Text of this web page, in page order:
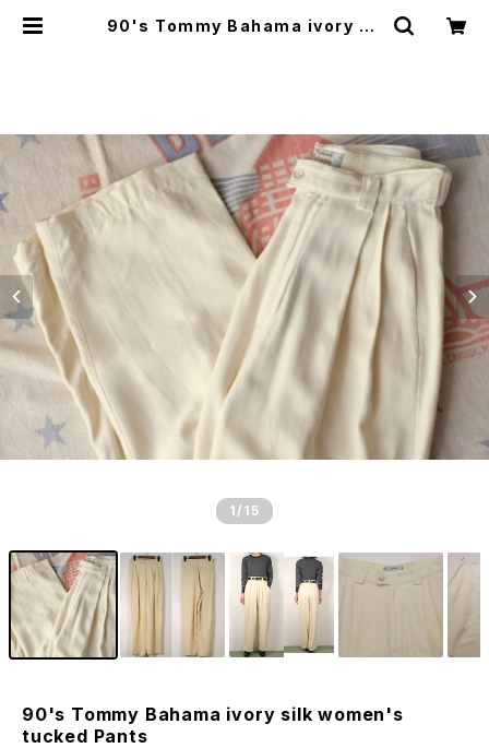
90's Tommy Bahama ivory sil
1 /15
90's Tommy Bahama ivory silk women's
tucked Pants